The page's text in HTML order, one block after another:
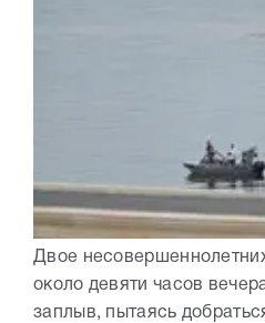
Двое
около девяти часов
заплыв, пытаясь